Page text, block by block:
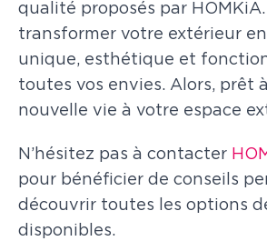
qualité proposés par
transformer votre extérieur
unique, esthétique et
toutes vos envies. Alors, prêt
nouvelle vie à votre espace
N’hésitez pas à contacter
pour bénéficier de conseils
découvrir toutes les options
disponibles.